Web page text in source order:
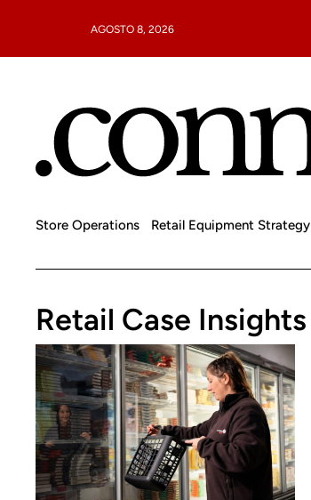
AGOSTO 8, 2026
Store Operations Retail Equipment Strategy
Retail Case Insights